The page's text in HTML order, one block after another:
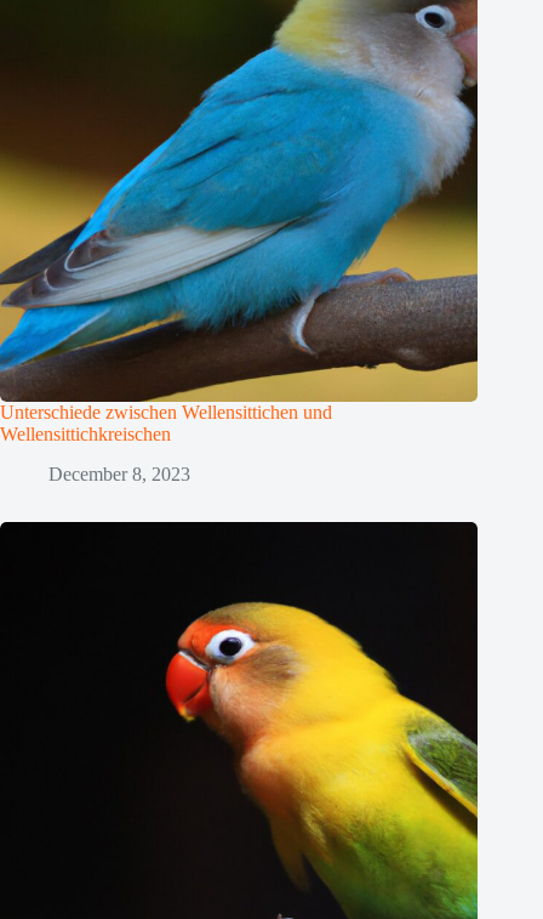
Unterschiede zwischen Wellensittichen und
Wellensittichkreischen
December 8, 2023